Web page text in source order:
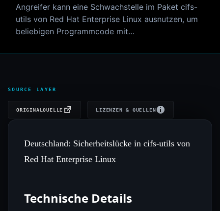
Angreifer kann eine Schwachstelle im Paket cifs-
utils von Red Hat Enterprise Linux ausnutzen, um
beliebigen Programmcode mit…
SOURCE LAYER
ORIGINALQUELLE LIZENZEN & QUELLEN
Deutschland: Sicherheitslücke in cifs-utils von
Red Hat Enterprise Linux
Technische Details